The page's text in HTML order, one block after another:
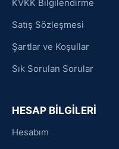
KVKK Bilgilendirme
Satış Sözleşmesi
Şartlar ve Koşullar
Sık Sorulan Sorular
HESAP BİLGİLERİ
Hesabım